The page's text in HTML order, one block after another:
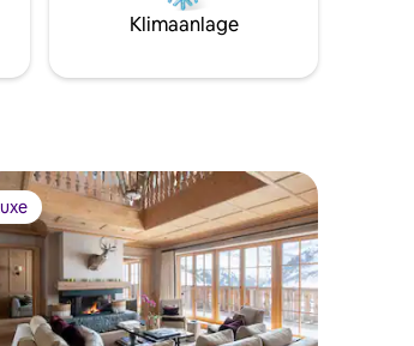
machineKlimaanlage